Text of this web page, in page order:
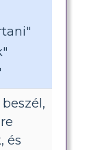
és